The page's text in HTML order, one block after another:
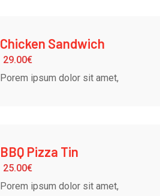
Chicken Sandwich
29.00€
Porem ipsum dolor sit amet,
BBQ Pizza Tin
25.00€
Porem ipsum dolor sit amet,